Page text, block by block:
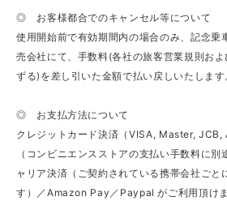
◎ お客様都合でのキャンセル等について
使用開始前で有効期間内の場合のみ、記念乗
売会社にて、手数料(各社の旅客営業規則お
ずる)を差し引いた金額で払い戻しいたします
◎ お支払方法について
クレジットカード決済（VISA, Master, JCB,
（コンビニエンスストアの支払い手数料に
ャリア決済（ご契約されている携帯会社ごと
す）／Amazon Pay／Paypal がご利用頂けま